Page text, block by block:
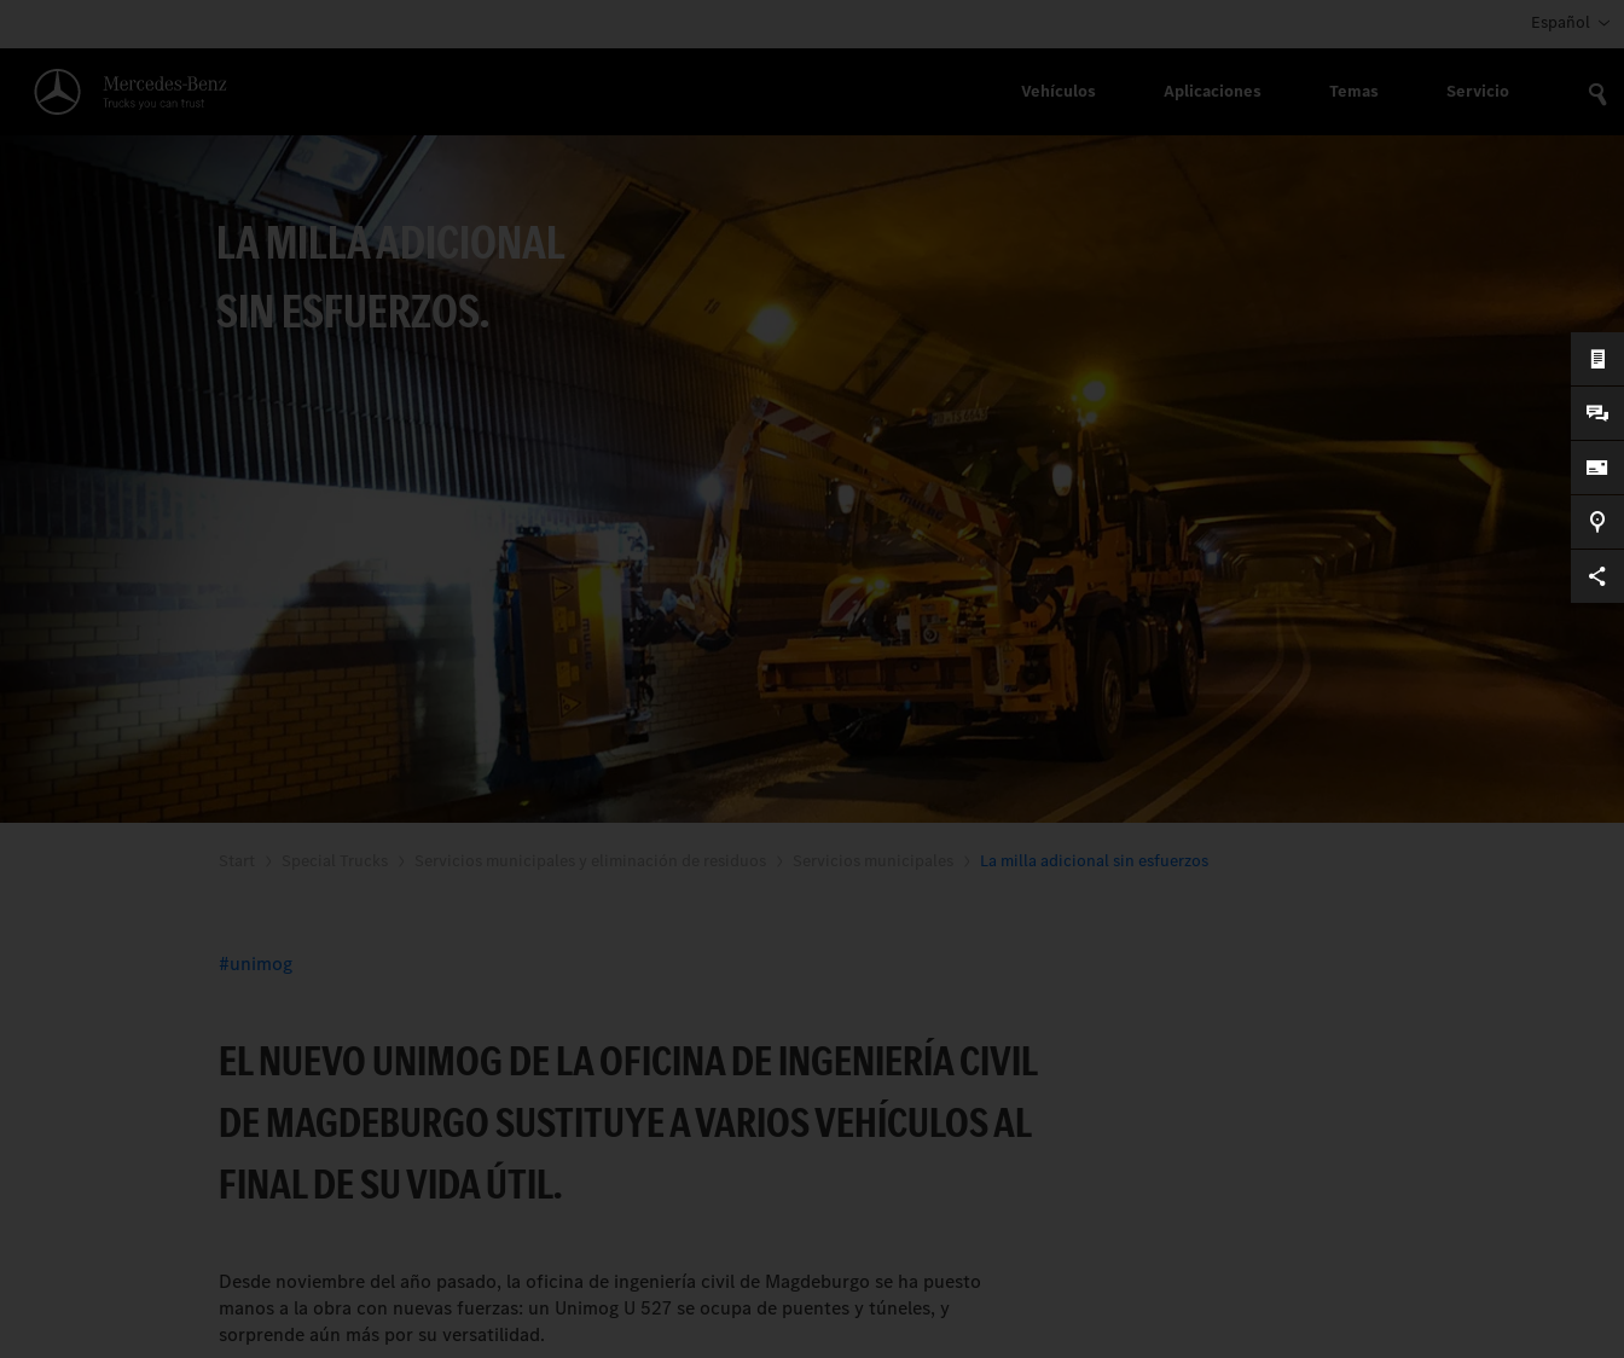
Español
Vehículos Aplicaciones Temas Servicio
LA MILLA ADICIONAL
SIN ESFUERZOS.
La milla adicional sin esfuerzos
unimog
EL NUEVO UNIMOG DE LA OFICINA DE INGENIERÍA CIVIL
DE MAGDEBURGO SUSTITUYE A VARIOS VEHÍCULOS AL
FINAL DE SU VIDA ÚTIL.
Desde noviembre del año pasado, la oficina de ingeniería civil de Magdeburgo se ha puesto
manos a la obra con nuevas fuerzas: un Unimog U 527 se ocupa de puentes y túneles, y
sorprende aún más por su versatilidad.